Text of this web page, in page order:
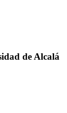
de Alcalá